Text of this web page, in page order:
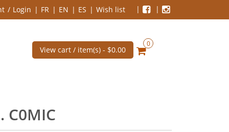
Login FR EN ES Wish list
View cart / item(s) - $0.00
0
C0MIC